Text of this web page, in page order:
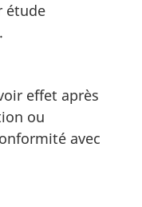
étude
effet après
ou
avec